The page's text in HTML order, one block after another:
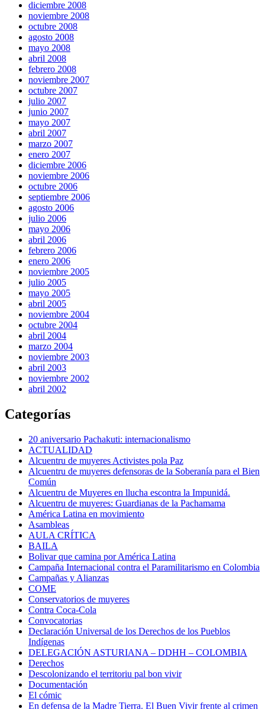
diciembre 2008
noviembre 2008
octubre 2008
agosto 2008
mayo 2008
abril 2008
febrero 2008
noviembre 2007
octubre 2007
julio 2007
junio 2007
mayo 2007
abril 2007
marzo 2007
enero 2007
diciembre 2006
noviembre 2006
octubre 2006
septiembre 2006
agosto 2006
julio 2006
mayo 2006
abril 2006
febrero 2006
enero 2006
noviembre 2005
julio 2005
mayo 2005
abril 2005
noviembre 2004
octubre 2004
abril 2004
marzo 2004
noviembre 2003
abril 2003
noviembre 2002
abril 2002
Categorías
20 aniversario Pachakuti: internacionalismo
ACTUALIDAD
Alcuentru de muyeres Activistes pola Paz
Alcuentru de muyeres defensoras de la Soberanía para el Bien
Común
Alcuentru de Muyeres en llucha escontra la Impunidá.
Alcuentru de muyeres: Guardianas de la Pachamama
América Latina en movimiento
Asambleas
AULA CRÍTICA
BAILA
Bolivar que camina por América Latina
Campaña Internacional contra el Paramilitarismo en Colombia
Campañas y Alianzas
COME
Conservatorios de muyeres
Contra Coca-Cola
Convocatorias
Declaración Universal de los Derechos de los Pueblos
Indígenas
DELEGACIÓN ASTURIANA – DDHH – COLOMBIA
Derechos
Descolonizando el territoriu pal bon vivir
Documentación
El cómic
En defensa de la Madre Tierra. El Buen Vivir frente al crimen